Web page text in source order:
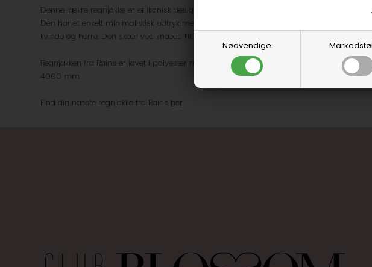
Nødvendige
Denne lækre regnjakke er et ikonisk design fra danske
. Jakken er fremstillet i et
Den har et enkelt minimalistisk udtryk med hætte og lommer. Regnjakken er super
kvinde og herre. Den skær ved knæet. Tilføj regnbukserne og regnhatten fra Rains til din
Regnjakken fra Rains er lavet i polyester med en polyuretan belægning og der dermed
4000 mm.
Find din næste regnjakke fra Rains her